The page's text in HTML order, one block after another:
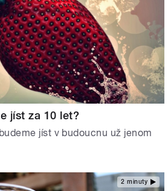
jíst za 10 let?
jíst v budoucnu už jenom
2 minuty